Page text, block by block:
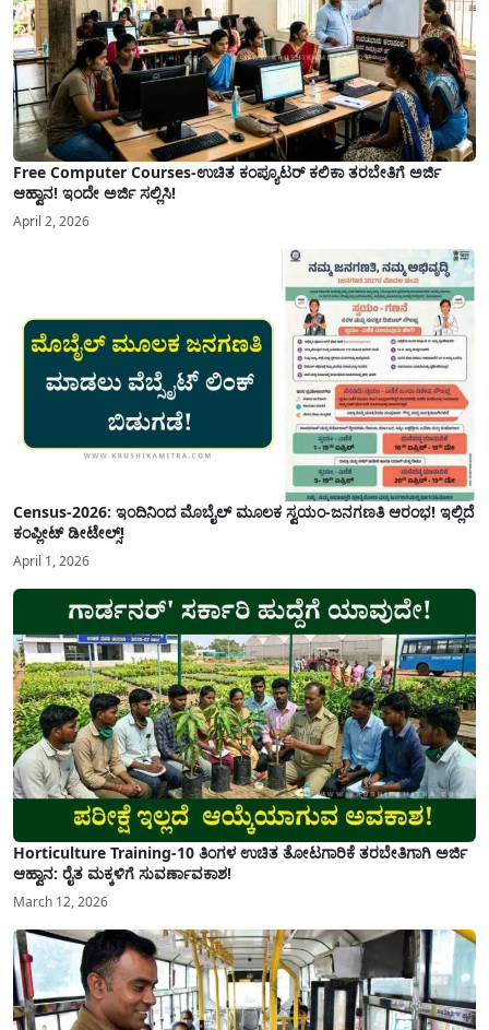
Free Computer Courses-ಉಚಿತ ಕಂಪ್ಯೂಟರ್ ಕಲಿಕಾ ತರಬೇತಿಗೆ ಅರ್ಜಿ
ಆಹ್ವಾನ! ಇಂದೇ ಅರ್ಜಿ ಸಲ್ಲಿಸಿ!
April 2, 2026
Census-2026: ಇಂದಿನಿಂದ ಮೊಬೈಲ್ ಮೂಲಕ ಸ್ವಯಂ-ಜನಗಣತಿ ಆರಂಭ! ಇಲ್ಲಿದೆ
ಕಂಪ್ಲೀಟ್ ಡೀಟೇಲ್ಸ್!
April 1, 2026
Horticulture Training-10 ತಿಂಗಳ ಉಚಿತ ತೋಟಗಾರಿಕೆ ತರಬೇತಿಗಾಗಿ ಅರ್ಜಿ
ಆಹ್ವಾನ: ರೈತ ಮಕ್ಕಳಿಗೆ ಸುವರ್ಣಾವಕಾಶ!
March 12, 2026